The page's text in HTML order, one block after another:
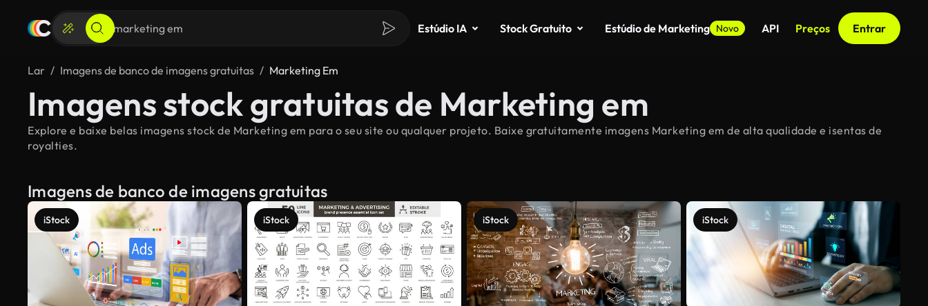
Estúdio IA Stock Gratuito Estúdio de Marketing Novo API Preços Entrar
Lar Imagens de banco de imagens gratuitas Marketing Em
Imagens stock gratuitas de Marketing em
Explore e baixe belas imagens stock de Marketing em para o seu site ou qualquer projeto. Baixe gratuitamente imagens Marketing em de alta qualidade e isentas de
royalties.
Imagens de banco de imagens gratuitas
iStock iStock iStock iStock